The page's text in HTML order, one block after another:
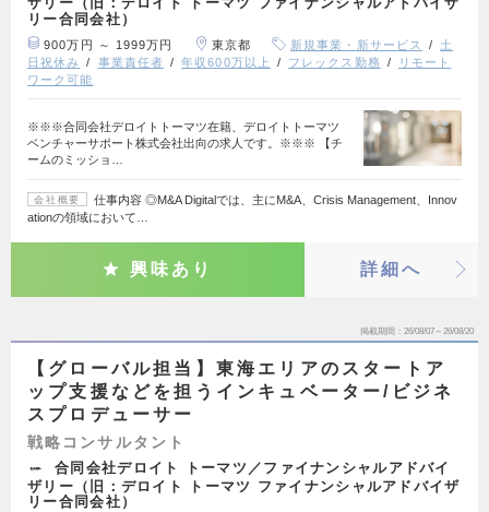
リー合同会社）
900万円 ～ 1999万円 東京都 新規事業・新サービス
土
日祝休み
事業責任者 年収600万以上 フレックス勤務
リモート
ワーク可能
※※※合同会社デロイトトーマツ在籍、デロイトトーマツ
ベンチャーサポート株式会社出向の求人です。※※※ 【チ
ームのミッショ…
会社概要
仕事内容 ◎M&A Digitalでは、主にM&A、Crisis Management、Innov
ationの領域において…
興味あり 詳細へ
掲載期間 26/08/07～26/08/20
【グローバル担当】東海エリアのスタートア
ップ支援などを担うインキュベーター/ビジネ
スプロデューサー
戦略コンサルタント
合同会社デロイト トーマツ／ファイナンシャルアドバイ
ザリー（旧：デロイト トーマツ ファイナンシャルアドバイザ
リー合同会社）